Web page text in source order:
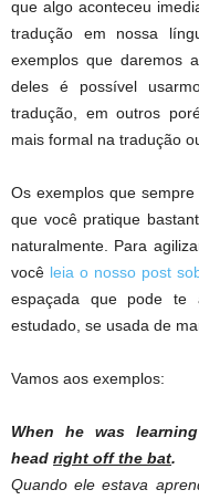
que algo aconteceu
tradução em nossa
exemplos que daremos
deles é possível
tradução, em outros
mais formal na tradução
Os exemplos que
que você pratique
naturalmente. Para
você leia o nosso post
espaçada que pode
estudado, se usada de
Vamos aos exemplos:
When he was
head right off the bat.
Quando ele estava